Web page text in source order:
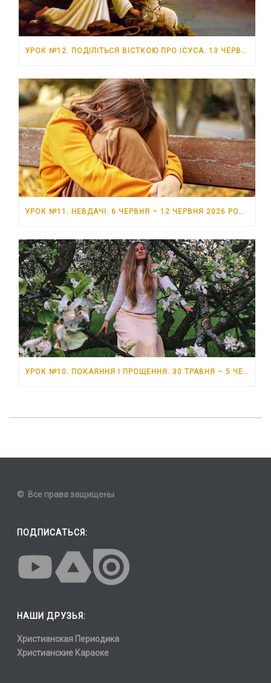
УРОК №12. ПОДІЛІТЬСЯ ВІСТКОЮ ПРО ІСУСА. 13 ЧЕРВНЯ – 19 ЧЕРВНЯ 2026 РОКУ
УРОК №11. НЕВДАЧІ. 6 ЧЕРВНЯ – 12 ЧЕРВНЯ 2026 РОКУ
УРОК №10. ПОКАЯННЯ І ПРОЩЕННЯ. 30 ТРАВНЯ – 5 ЧЕРВНЯ 2026 РОКУ
© Все права защищены
ПОДПИСАТЬСЯ:
НАШИ ДРУЗЬЯ:
Христианская Периодика
Христианские Караоке